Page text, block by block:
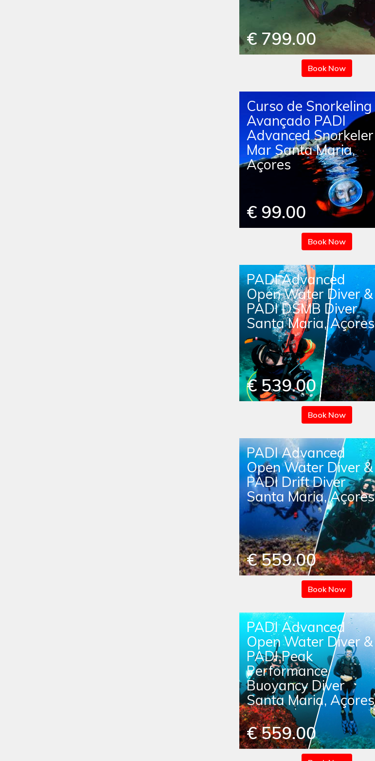
€ 799.00
Book Now
Curso de Snorkeling
Avançado PADI
Advanced Snorkeler
Mar Santa Maria,
Açores
€ 99.00
Book Now
PADI Advanced
Open Water Diver &
PADI DSMB Diver
Santa Maria, Açores
€ 539.00
Book Now
PADI Advanced
Open Water Diver &
PADI Drift Diver
Santa Maria, Açores
€ 559.00
Book Now
PADI Advanced
Open Water Diver &
PADI Peak
Performance
Buoyancy Diver
Santa Maria, Açores
€ 559.00